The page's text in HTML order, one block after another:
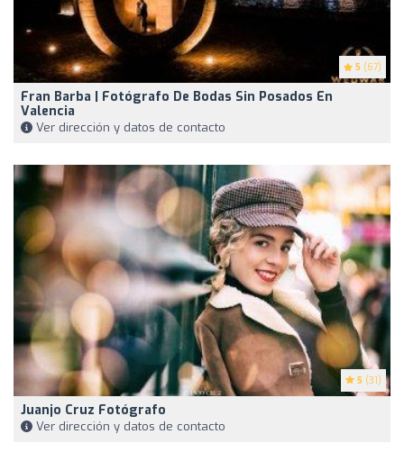
5 (67)
Fran Barba | Fotógrafo De Bodas Sin Posados En
Valencia
Ver dirección y datos de contacto
5 (31)
Juanjo Cruz Fotógrafo
Ver dirección y datos de contacto